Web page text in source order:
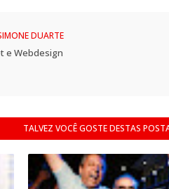
DUARTE
e Webdesign
TALVEZ VOCÊ GOSTE DESTAS